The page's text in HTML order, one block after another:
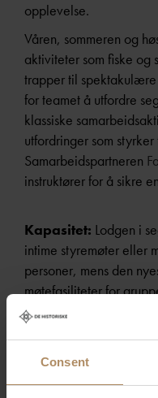
Consent
opplevelse.
Våren, sommeren og
aktiviteter som fiske og
trapper til spektakulære
for teamet å utfordre
klassiske
utfordringer som
Samarbeidspartneren
instruktører for å sikre
Kapasitet: Lodgen i
intime styremøter eller
personer, mens den
møtefasiliteter for
100 personer til
imøtekomme opp til
på opptil 50 personer.